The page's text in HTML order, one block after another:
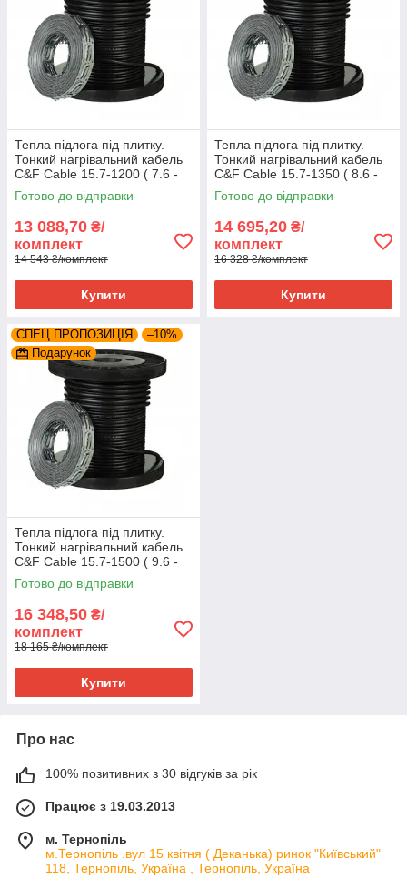
Тепла підлога під плитку.
Тонкий нагрівальний кабель
C&F Cable 15.7-1200 ( 7.6 -
9.5 м²)
Готово до відправки
13 088,70 ₴/
комплект
14 543 ₴/комплект
Купити
Тепла підлога під плитку.
Тонкий нагрівальний кабель
C&F Cable 15.7-1350 ( 8.6 -
10.8 м²)
Готово до відправки
14 695,20 ₴/
комплект
16 328 ₴/комплект
Купити
СПЕЦ ПРОПОЗИЦІЯ
–10%
Подарунок
Тепла підлога під плитку.
Тонкий нагрівальний кабель
C&F Cable 15.7-1500 ( 9.6 -
11.9 м²)
Готово до відправки
16 348,50 ₴/
комплект
18 165 ₴/комплект
Купити
Про нас
100% позитивних з 30 відгуків за рік
Працює з 19.03.2013
м. Тернопіль
м.Тернопіль .вул 15 квітня ( Деканька) ринок "Київський"
118, Тернопіль, Україна , Тернопіль, Україна